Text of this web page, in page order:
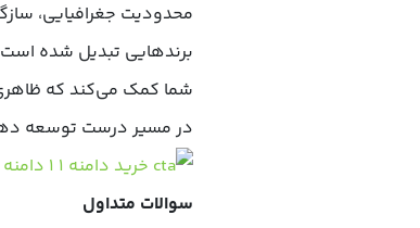
محدودیت جغرافیایی،
برندهایی تبدیل شده
شما کمک می‌کند که ظاهری
در مسیر درست توسعه
سوالات متداول